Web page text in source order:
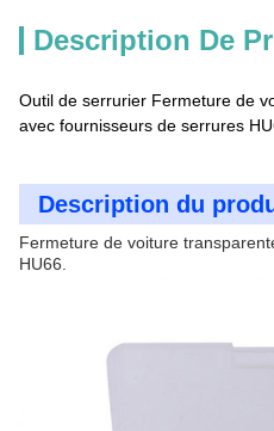
Description De
Outil de serrurier Fermeture de
avec fournisseurs de serrures
Description du
Fermeture de voiture
HU66.